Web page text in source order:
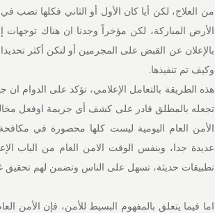
من العلاج، لكن أيا كان الأول أو الثاني فكلها
الأرض المباركة، لكن مؤخراً وجدنا ان هناك توجهات
بالإعلان عن القبض على المجرمين أو لنكن أكثر
وكيف تم تنفيذها.
هذه الطريقة بالتعامل الإعلامي، تؤكد على الدوام ان
تجعله بالمطلق قادر على كشف أي جريمة اوفعل مخالف
الأمن العام اليومية ليست كلها محصورة في
عديدة جدا، وبنفس الوقت الامن العام من الباب
تطبيقات حديثة، تسهل على الناس وتضمن لهم تحقيق
اما فيما يتعلق بالمفهوم البسيط للأمن، فإن الأمن